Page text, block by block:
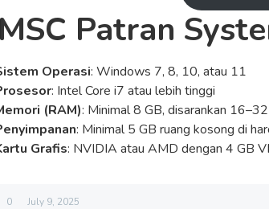
MSC Patran
Operasi: Windows 7, 8, 10, atau 11
: Intel Core i7 atau lebih tinggi
(RAM): Minimal 8 GB, disarankan
: Minimal 5 GB ruang kosong di
Grafis: NVIDIA atau AMD dengan 4 GB
0 July 9, 2025